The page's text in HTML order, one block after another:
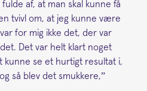
af, at man skal kunne få
tvivl om, at jeg kunne være
for mig ikke det, der var
Det var helt klart noget
kunne se et hurtigt resultat i,
så blev det smukkere,”